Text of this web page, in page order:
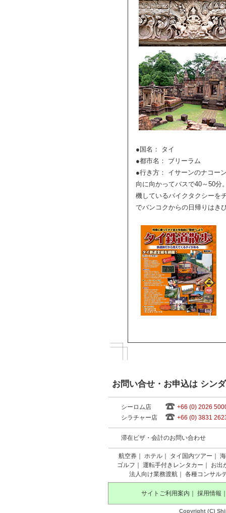
●国名： タイ
●都市名： ブリーラム
●行き方： イサーンのナコー
向に向かってバスで40～50分
機しているバイクタクシーを
でバンコクからの日帰りはき
お問い合せ・お申込は シン
シーロム店
+66 (0) 2026
シラチャー店
+66 (0) 3831
滞在ビザ・会計のお問い合わせ
航空券 ホテル タイ国内ツアー
ゴルフ
運転手付きレンタカー
お出
法人向け業務渡航
各種コンサル
サイトご利用案内 採用情報
Copyright (C)